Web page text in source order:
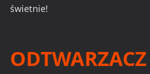
świetnie!
ODTWARZACZ